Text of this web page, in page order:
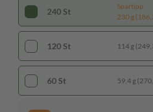
240 St
Spartipp
230 g
120 St 114 g
60 St 59,4 g